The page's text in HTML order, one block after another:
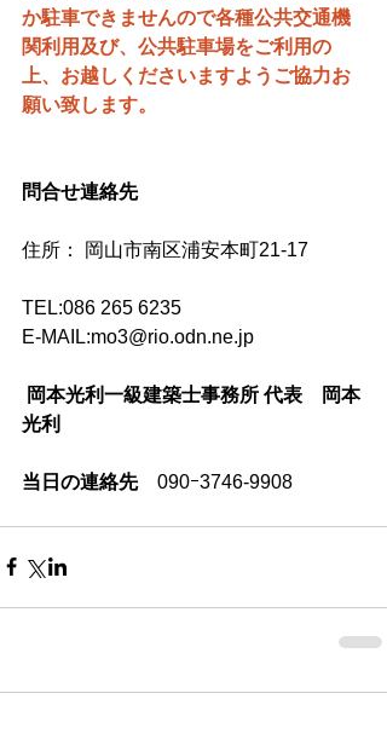
か駐車できませんので各種公共交通機
関利用及び、公共駐車場をご利用の
上、お越しくださいますようご協力お
願い致します。
問合せ連絡先
住所： 岡山市南区浦安本町21-17
TEL:086 265 6235
E-MAIL:mo3@rio.odn.ne.jp
岡本光利一級建築士事務所 代表　岡本
光利
当日の連絡先 090ｰ3746-9908